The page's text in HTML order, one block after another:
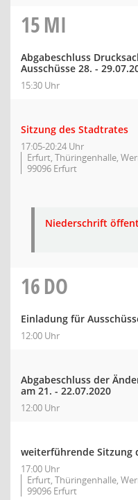
15MI
Abgabeschluss
Ausschüsse 28. -
15:30 Uhr
Sitzung des Stadtrates
17:05-20:24 Uhr
Erfurt, Thüringenhalle,
99096 Erfurt
Niederschrift
16DO
Einladung für
12:00 Uhr
Abgabeschluss der
am 21. - 22.07.2020
12:00 Uhr
weiterführende Sitzung
17:00 Uhr
Erfurt, Thüringenhalle,
99096 Erfurt